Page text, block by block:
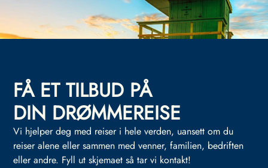
FÅ ET TILBUD PÅ
DIN DRØMMEREISE
Vi hjelper deg med reiser i hele verden, uansett om du
reiser alene eller sammen med venner, familien, bedriften
eller andre. Fyll ut skjemaet så tar vi kontakt!